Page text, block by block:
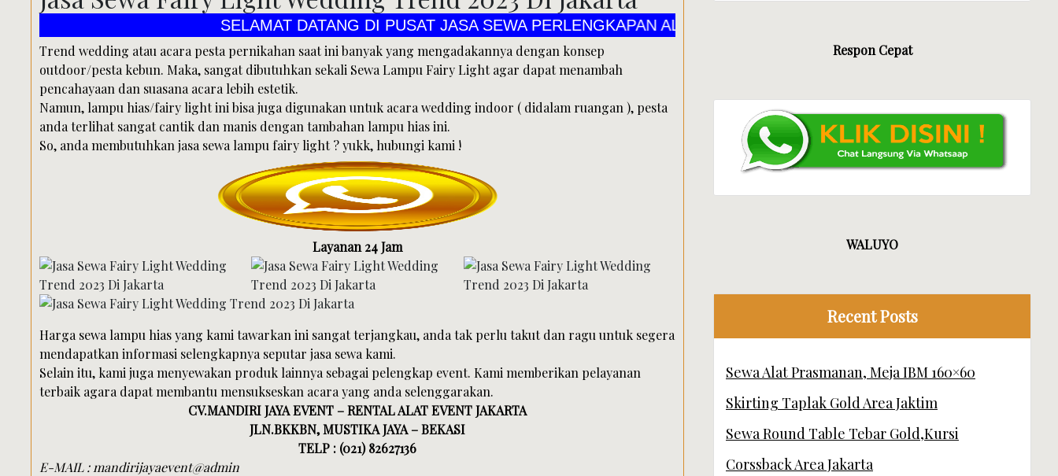
SELAMAT DATANG DI PUSAT JASA SEWA PERLENGKAPAN ALAT PESTA CV MANDIRI JAYA EVENT
Trend wedding atau acara pesta pernikahan saat ini banyak yang mengadakannya dengan konsep
outdoor/pesta kebun. Maka, sangat dibutuhkan sekali Sewa Lampu Fairy Light agar dapat menambah
pencahayaan dan suasana acara lebih estetik.
Namun, lampu hias/fairy light ini bisa juga digunakan untuk acara wedding indoor ( didalam ruangan ), pesta
anda terlihat sangat cantik dan manis dengan tambahan lampu hias ini.
So, anda membutuhkan jasa sewa lampu fairy light ? yukk, hubungi kami !
Layanan 24 Jam
Harga sewa lampu hias yang kami tawarkan ini sangat terjangkau, anda tak perlu takut dan ragu untuk segera
mendapatkan informasi selengkapnya seputar jasa sewa kami.
Selain itu, kami juga menyewakan produk lainnya sebagai pelengkap event. Kami memberikan pelayanan
terbaik agara dapat membantu mensukseskan acara yang anda selenggarakan.
CV.MANDIRI JAYA EVENT – RENTAL ALAT EVENT JAKARTA
JLN.BKKBN, MUSTIKA JAYA – BEKASI
TELP : (021) 82627136
E-MAIL : mandirijayaevent@admin
Respon Cepat
WALUYO
Recent Posts
Sewa Alat Prasmanan, Meja IBM 160×60
Skirting Taplak Gold Area Jaktim
Sewa Round Table Tebar Gold,Kursi
Corssback Area Jakarta